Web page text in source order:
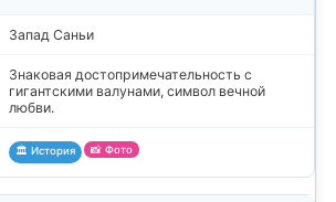
Запад Саньи
Знаковая достопримечательность с
гигантскими валунами, символ вечной
любви.
🏛️ История 📸 Фото